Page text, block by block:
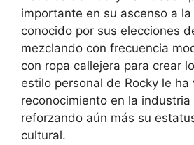
importante en su ascenso a la
conocido por sus elecciones
mezclando con frecuencia
con ropa callejera para crear
estilo personal de Rocky le ha
reconocimiento en la
reforzando aún más su
cultural.